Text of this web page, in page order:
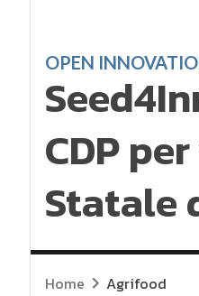
OPEN
CDP
Statale
Home Agrifood